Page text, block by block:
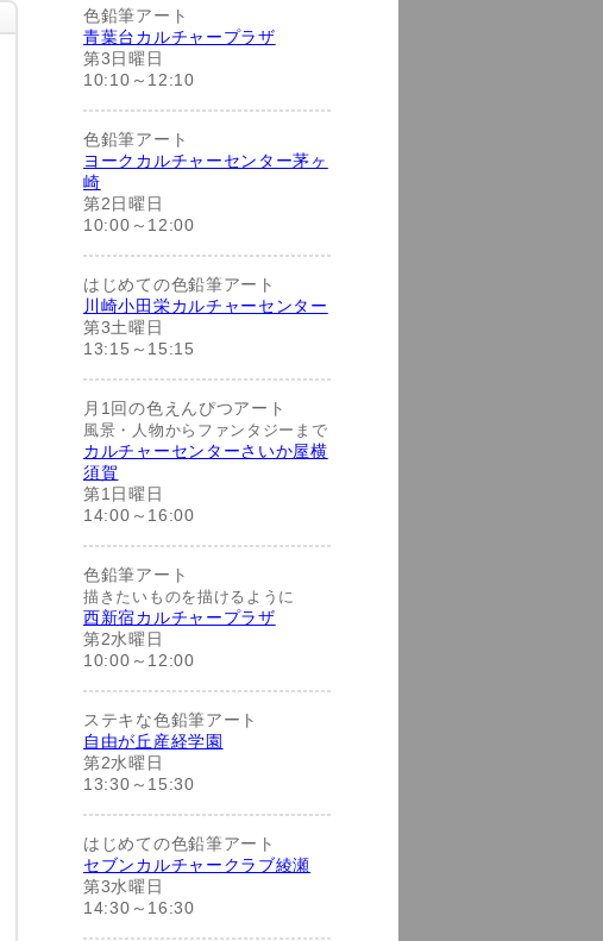
色鉛筆アート
青葉台カルチャープラザ
第3日曜日
10:10～12:10
色鉛筆アート
ヨークカルチャーセンター茅ヶ
崎
第2日曜日
10:00～12:00
はじめての色鉛筆アート
川崎小田栄カルチャーセンター
第3土曜日
13:15～15:15
月1回の色えんぴつアート
風景・人物からファンタジーまで
カルチャーセンターさいか屋横
須賀
第1日曜日
14:00～16:00
色鉛筆アート
描きたいものを描けるように
西新宿カルチャープラザ
第2水曜日
10:00～12:00
ステキな色鉛筆アート
自由が丘産経学園
第2水曜日
13:30～15:30
はじめての色鉛筆アート
セブンカルチャークラブ綾瀬
第3水曜日
14:30～16:30